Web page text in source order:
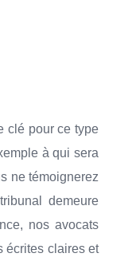
clé pour ce type
à qui sera
ne témoignerez
demeure
nos avocats
écrites claires et